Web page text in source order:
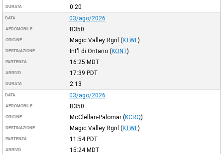
DURATA 0:20
DATA 03/ago/2026
AEROMOBILE B350
ORIGINE Magic Valley Rgnl (KTWF)
DESTINAZIONE Int'l di Ontario (KONT)
PARTENZA 16:25 MDT
ARRIVO 17:39 PDT
DURATA 2:13
DATA 03/ago/2026
AEROMOBILE B350
ORIGINE McClellan-Palomar (KCRQ)
DESTINAZIONE Magic Valley Rgnl (KTWF)
PARTENZA 11:54PDT
ARRIVO 15:24MDT